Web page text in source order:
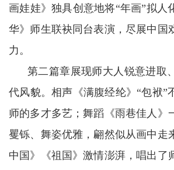
画娃娃》独具创意地将“年画”拟人
华》师生联袂同台表演，尽展中国
力。
第二篇章展现师大人锐意进取
代风貌。相声《满腹经纶》“包袱”
师的多才多艺；舞蹈《雨巷佳人》
矍铄、舞姿优雅，翩然似从画中走
中国》《祖国》激情澎湃，唱出了